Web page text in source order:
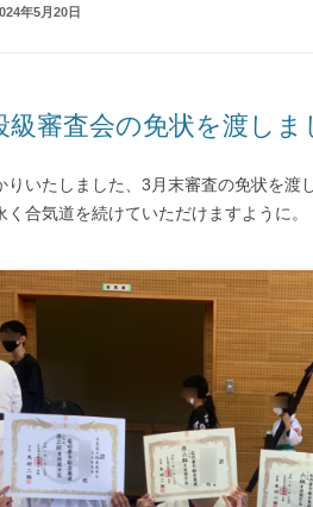
年5月20日
級審査会の免状を渡しま
りいたしました、3月末審査の免状を渡
く合気道を続けていただけますように。